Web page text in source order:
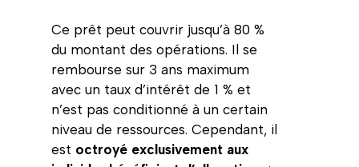
Ce prêt peut couvrir jusqu’à 80 %
du montant des opérations. Il se
rembourse sur 3 ans maximum
avec un taux d’intérêt de 1 % et
n’est pas conditionné à un certain
niveau de ressources. Cependant, il
est octroyé exclusivement aux